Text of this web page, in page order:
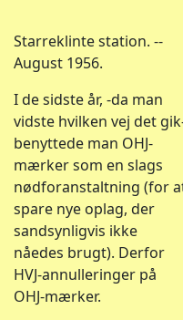
Starreklinte station. --
August 1956.
I de sidste år, -da man
vidste hvilken vej det
benyttede man OHJ-
mærker som en slags
nødforanstaltning (for
spare nye oplag, der
sandsynligvis ikke
nåedes brugt). Derfor
HVJ-annulleringer på
OHJ-mærker.